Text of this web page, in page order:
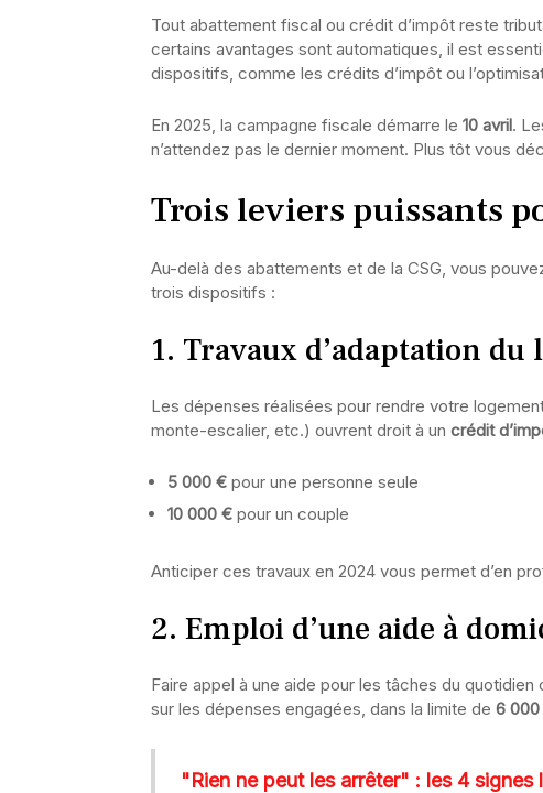
Tout abattement fiscal ou crédit d’impôt reste
certains avantages sont automatiques, il est
dispositifs, comme les crédits d’impôt ou
En 2025, la campagne fiscale démarre le 10 avril.
n’attendez pas le dernier moment. Plus tôt vous
Trois leviers puissants
Au-delà des abattements et de la CSG, vous
trois dispositifs :
1. Travaux d’adaptation du
Les dépenses réalisées pour rendre votre
monte-escalier, etc.) ouvrent droit à un crédit
5 000 € pour une personne seule
10 000 € pour un couple
Anticiper ces travaux en 2024 vous permet d’en
2. Emploi d’une aide à
Faire appel à une aide pour les tâches du quotidien
sur les dépenses engagées, dans la limite de 6 000
"Rien ne peut les arrêter" : les 4